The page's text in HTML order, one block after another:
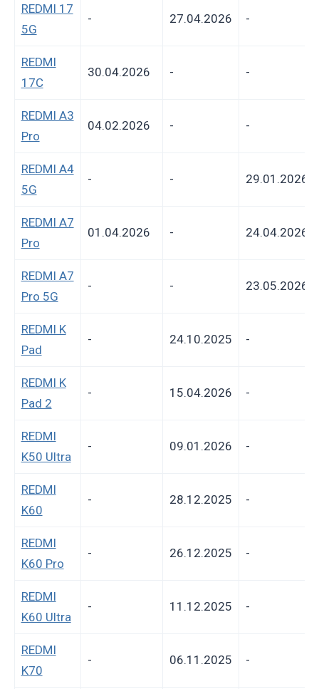
REDMI 17
5G
- 27.04.2026 -
REDMI
17C
30.04.2026 - -
REDMI A3
Pro
04.02.2026 - -
REDMI A4
5G
- - 29.01.2026
REDMI A7
Pro
01.04.2026 - 24.04.2026
REDMI A7
Pro 5G
- - 23.05.2026
REDMI K
Pad
- 24.10.2025 -
REDMI K
Pad 2
- 15.04.2026 -
REDMI
K50 Ultra
- 09.01.2026 -
REDMI
K60
- 28.12.2025 -
REDMI
K60 Pro
- 26.12.2025 -
REDMI
K60 Ultra
- 11.12.2025 -
REDMI
K70
- 06.11.2025 -